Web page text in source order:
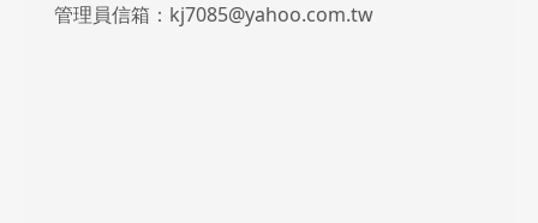
管理員信箱：kj7085@yahoo.com.tw